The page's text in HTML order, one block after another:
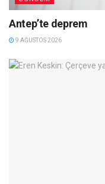
Antep’te deprem
9 AĞUSTOS 2026